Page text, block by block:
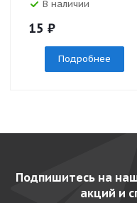
В наличии
15 ₽
Подробнее
Подпишитесь на
акций и